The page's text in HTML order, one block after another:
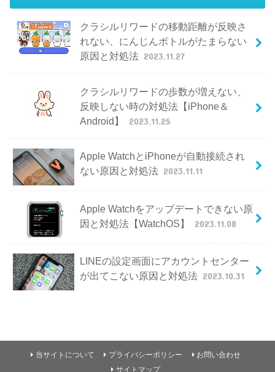
クラシルリワードの移動距離が反映さ
れない、にんじんボトルがたまらない
原因と対処法 2023.11.27
クラシルリワードの歩数が増えない、
反映しない時の対処法【iPhone＆
Android】
2023.11.25
Apple WatchとiPhoneが自動接続され
ない原因と対処法 2023.11.11
Apple Watchをアップデートできない原
因と対処法【WatchOS】
2023.11.08
LINEの設定画面にアカウントセンター
が出てこない原因と対処法 2023.10.31
当サイトについて プライバシーポリシー
お問い合わせ
サイトマップ